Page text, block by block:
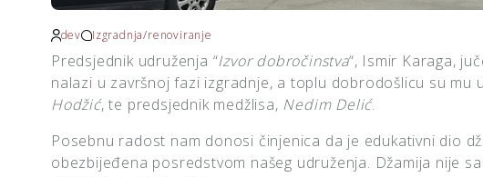
dev Izgradnja/renoviranje
Predsjednik udruženja “Izvor dobročinstva“, Ismir Karaga,
nalazi u završnoj fazi izgradnje, a toplu dobrodošlicu su mu
Hodžić, te predsjednik medžlisa, Nedim Delić.
Posebnu radost nam donosi činjenica da je edukativni dio
obezbijeđena posredstvom našeg udruženja. Džamija nije